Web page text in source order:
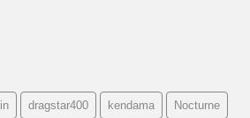
dragstar400 kendama Nocturne